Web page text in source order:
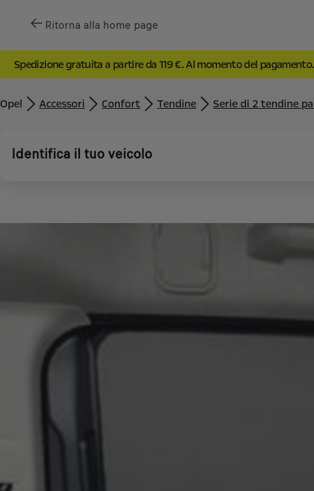
Ritorna alla home page
Spedizione gratuita a partire da 119 €. Al momento del pagamento.
Opel Accessori Confort Tendine Serie di 2 tendine
Identifica il tuo veicolo